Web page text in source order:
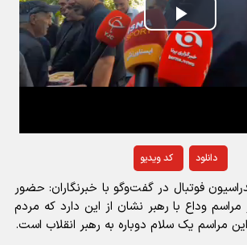
Play
Video
کد ویدیو دانلود
فوتبال در گفت‌وگو با خبرنگاران: حضور
وداع با رهبر نشان از این دارد که مردم
این مراسم یک سلام دوباره به رهبر انقلاب است.